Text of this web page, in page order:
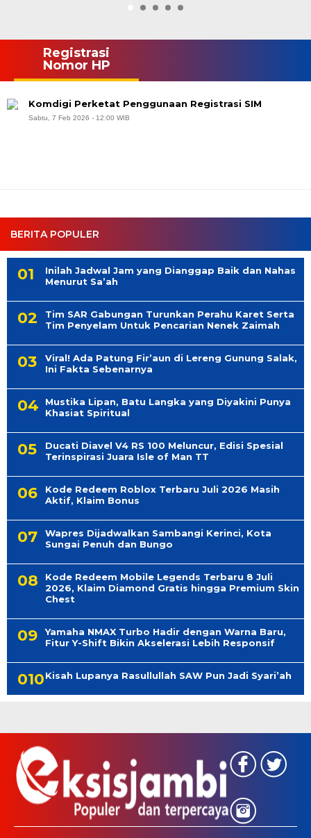
BERITA POPULER
Inilah Jadwal Jam yang Dianggap Baik dan Nahas
Menurut Sa’ah
Tim SAR Gabungan Turunkan Perahu Karet Serta
Tim Penyelam Untuk Pencarian Nenek Zaimah
Viral! Ada Patung Fir’aun di Lereng Gunung Salak,
Ini Fakta Sebenarnya
Mustika Lipan, Batu Langka yang Diyakini Punya
Khasiat Spiritual
Ducati Diavel V4 RS 100 Meluncur, Edisi Spesial
Terinspirasi Juara Isle of Man TT
Kode Redeem Roblox Terbaru Juli 2026 Masih
Aktif, Klaim Bonus
Wapres Dijadwalkan Sambangi Kerinci, Kota
Sungai Penuh dan Bungo
Kode Redeem Mobile Legends Terbaru 8 Juli
2026, Klaim Diamond Gratis hingga Premium Skin
Chest
Yamaha NMAX Turbo Hadir dengan Warna Baru,
Fitur Y-Shift Bikin Akselerasi Lebih Responsif
Kisah Lupanya Rasullullah SAW Pun Jadi Syari’ah
Registrasi
Nomor HP
Komdigi Perketat Penggunaan Registrasi SIM
Sabtu, 7 Feb 2026 - 12:00 WIB